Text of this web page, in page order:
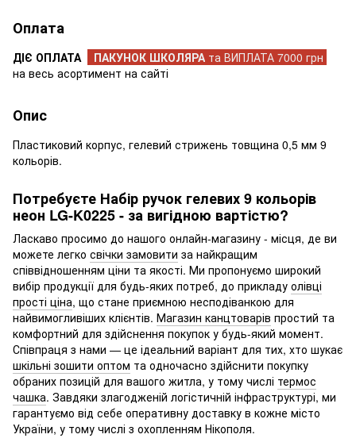
Оплата
ДІЄ ОПЛАТА ПАКУНОК ШКОЛЯРА та ВИПЛАТА 7000 грн
на весь асортимент на сайті
Опис
Пластиковий корпус, гелевий стрижень товщина 0,5 мм 9
кольорів.
Потребуєте Набір ручок гелевих 9 кольорів
неон LG-K0225 - за вигідною вартістю?
Ласкаво просимо до нашого онлайн-магазину - місця, де ви
можете легко свічки замовити за найкращим
співвідношенням ціни та якості. Ми пропонуємо широкий
вибір продукції для будь-яких потреб, до прикладу олівці
прості ціна, що стане приємною несподіванкою для
найвимогливіших клієнтів. Магазин канцтоварів простий та
комфортний для здійснення покупок у будь-який момент.
Співпраця з нами — це ідеальний варіант для тих, хто шукає
шкільні зошити оптом та одночасно здійснити покупку
обраних позицій для вашого житла, у тому числі термос
чашка. Завдяки злагодженій логістичній інфраструктурі, ми
гарантуємо від себе оперативну доставку в кожне місто
України, у тому числі з охопленням Нікополя.